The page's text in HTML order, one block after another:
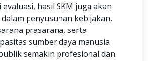
evaluasi, hasil SKM juga akan
penyusunan kebijakan,
prasarana, serta
sumber daya manusia
semakin profesional dan